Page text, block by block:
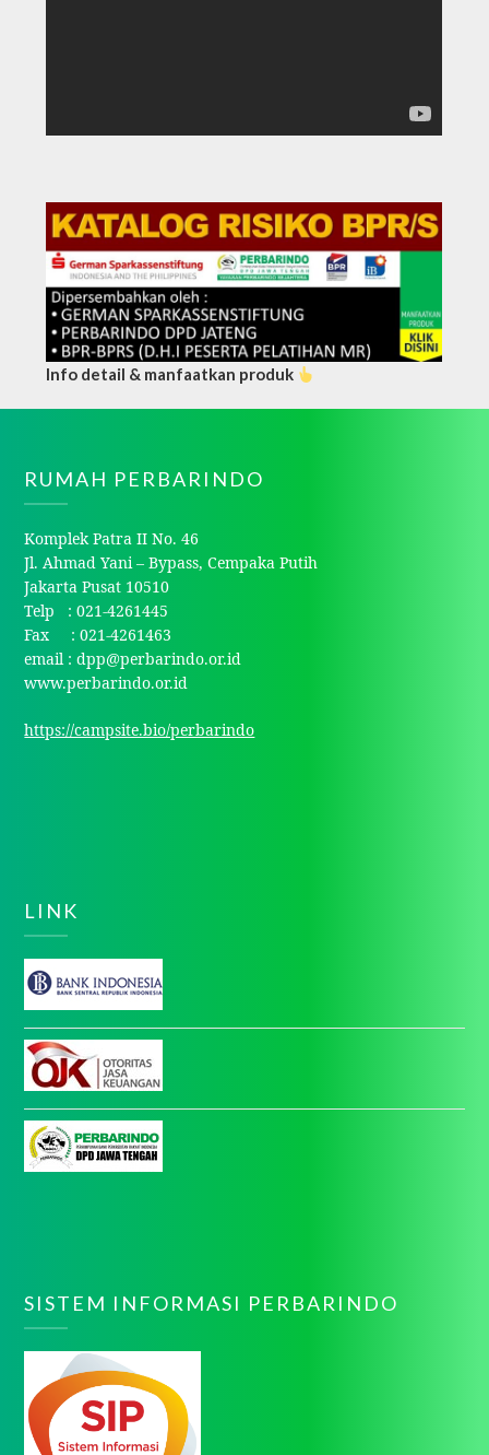
Info detail & manfaatkan produk
RUMAH PERBARINDO
Komplek Patra II No. 46
Jl. Ahmad Yani – Bypass, Cempaka Putih
Jakarta Pusat 10510
Telp : 021-4261445
Fax : 021-4261463
email : dpp@perbarindo.or.id
www.perbarindo.or.id
https://campsite.bio/perbarindo
LINK
SISTEM INFORMASI PERBARINDO